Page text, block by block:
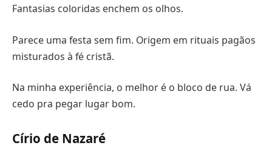
Fantasias coloridas enchem os olhos.
Parece uma festa sem fim. Origem em rituais pagãos
misturados à fé cristã.
Na minha experiência, o melhor é o bloco de rua. Vá
cedo pra pegar lugar bom.
Círio de Nazaré